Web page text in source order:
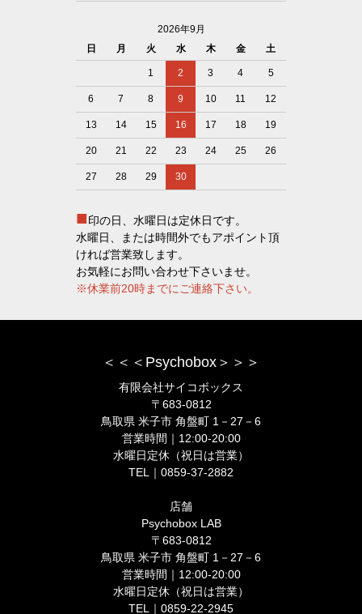
2026年9月
日
月 火 水 木 金 土
1 2 3 4 5
6 7 8 9 10 11 12
13 14 15 16 17 18 19
20 21 22 23 24 25 26
27 28 29 30
■印の日、水曜日は定休日です。
水曜日、または時間外でもアポイント頂
ければ営業致します。
お気軽にお問い合わせ下さいませ。
※休業前20時までにご連絡下さい。
＜＜＜Psychobox＞＞＞
有限会社サイコボックス
〒683-0812
鳥取県 米子市 角盤町 1－27－6
営業時間｜12:00-20:00
水曜日定休（祝日は営業）
TEL｜0859-37-2882
店舗
Psychobox LAB
〒683-0812
鳥取県 米子市 角盤町 1－27－6
営業時間｜12:00-20:00
水曜日定休（祝日は営業）
TEL｜0859-22-2945